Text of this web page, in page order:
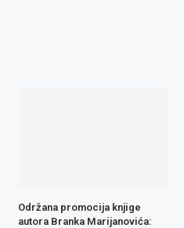
Održana promocija knjige
autora Branka Marijanovića: